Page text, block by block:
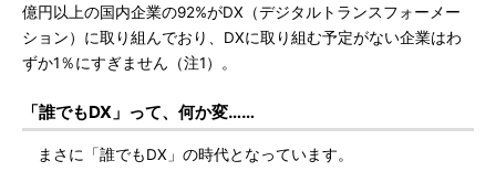
億円以上の国内企業の92%がDX（デジタルトランスフォーメー
ション）に取り組んでおり、DXに取り組む予定がない企業はわ
ずか1％にすぎません（注1）。
「誰でもDX」って、何か変……
まさに「誰でもDX」の時代となっています。